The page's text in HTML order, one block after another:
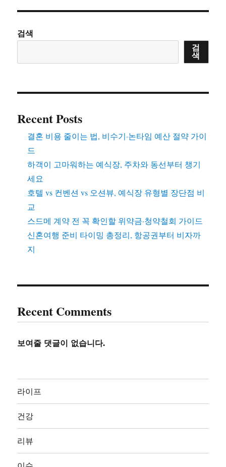
이
지
매
김
검색
검
색
Recent Posts
결혼 비용 줄이는 법, 비수기·논타임 예산 절약 가이
드
하객이 고마워하는 예식장, 주차와 동선부터 챙기
세요
호텔 vs 컨벤션 vs 오션뷰, 예식장 유형별 장단점 비
교
스드메 계약 전 꼭 확인할 위약금·청약철회 가이드
신혼여행 준비 타이밍 총정리, 항공권부터 비자까
지
Recent Comments
보여줄 댓글이 없습니다.
라이프
건강
리뷰